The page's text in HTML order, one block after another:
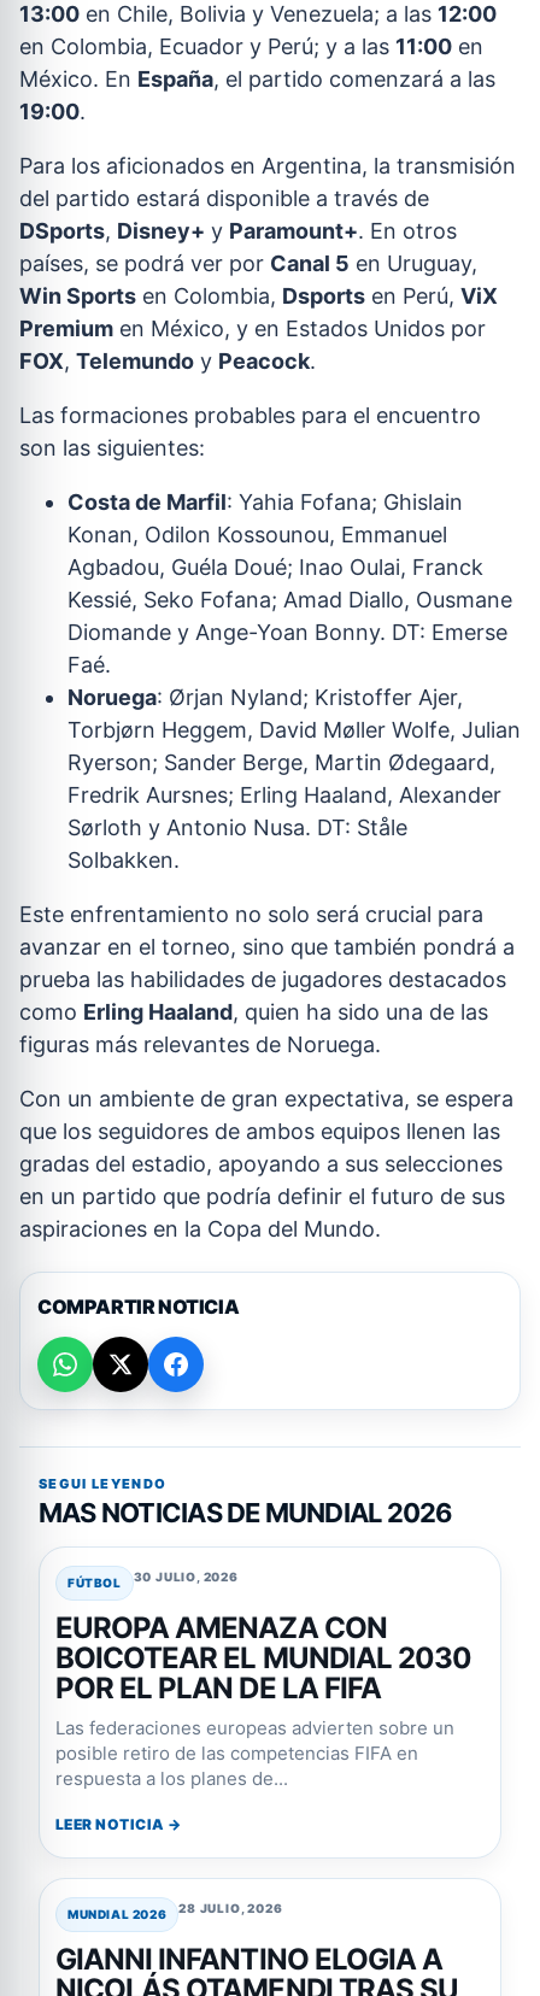
13:00 en Chile, Bolivia y Venezuela; a las 12:00
en Colombia, Ecuador y Perú; y a las 11:00 en
México. En España, el partido comenzará a las
19:00.
Para los aficionados en Argentina, la transmisión
del partido estará disponible a través de
DSports, Disney+ y Paramount+. En otros
países, se podrá ver por Canal 5 en Uruguay,
Win Sports en Colombia, Dsports en Perú, ViX
Premium en México, y en Estados Unidos por
FOX, Telemundo y Peacock.
Las formaciones probables para el encuentro
son las siguientes:
Costa de Marfil: Yahia Fofana; Ghislain
Konan, Odilon Kossounou, Emmanuel
Agbadou, Guéla Doué; Inao Oulai, Franck
Kessié, Seko Fofana; Amad Diallo, Ousmane
Diomande y Ange-Yoan Bonny. DT: Emerse
Faé.
Noruega: Ørjan Nyland; Kristoffer Ajer,
Torbjørn Heggem, David Møller Wolfe, Julian
Ryerson; Sander Berge, Martin Ødegaard,
Fredrik Aursnes; Erling Haaland, Alexander
Sørloth y Antonio Nusa. DT: Ståle
Solbakken.
Este enfrentamiento no solo será crucial para
avanzar en el torneo, sino que también pondrá a
prueba las habilidades de jugadores destacados
como Erling Haaland, quien ha sido una de las
figuras más relevantes de Noruega.
Con un ambiente de gran expectativa, se espera
que los seguidores de ambos equipos llenen las
gradas del estadio, apoyando a sus selecciones
en un partido que podría definir el futuro de sus
aspiraciones en la Copa del Mundo.
COMPARTIR NOTICIA
SEGUI LEYENDO
MAS NOTICIAS DE MUNDIAL 2026
FÚTBOL 30 JULIO, 2026
EUROPA AMENAZA CON
BOICOTEAR EL MUNDIAL 2030
POR EL PLAN DE LA FIFA
Las federaciones europeas advierten sobre un
posible retiro de las competencias FIFA en
respuesta a los planes de...
LEER NOTICIA →
MUNDIAL 2026 28 JULIO, 2026
GIANNI INFANTINO ELOGIA A